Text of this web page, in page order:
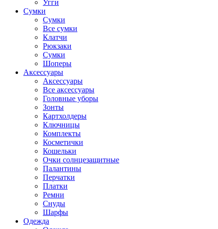
Угги
Сумки
Сумки
Все сумки
Клатчи
Рюкзаки
Сумки
Шоперы
Аксессуары
Аксессуары
Все аксессуары
Головные уборы
Зонты
Картхолдеры
Ключницы
Комплекты
Косметички
Кошельки
Очки солнцезащитные
Палантины
Перчатки
Платки
Ремни
Снуды
Шарфы
Одежда